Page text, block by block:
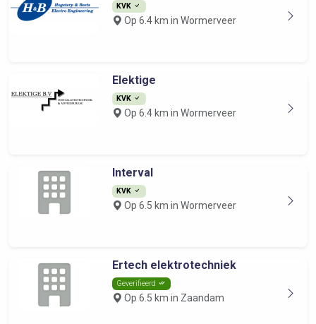
KVK
Op 6.4 km in Wormerveer
Elektige
KVK
Op 6.4 km in Wormerveer
Interval
KVK
Op 6.5 km in Wormerveer
Ertech elektrotechniek
Geverifieerd
Op 6.5 km in Zaandam